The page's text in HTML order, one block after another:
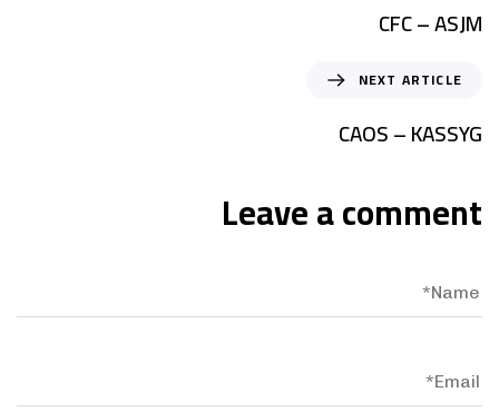
CFC – ASJM
NEXT ARTICLE
CAOS – KASSYG
Leave a comment